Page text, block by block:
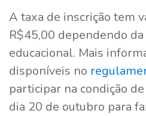
A taxa de inscrição tem
R$45,00 dependendo
educacional. Mais
disponíveis no
participar na condição
dia 20 de outubro para